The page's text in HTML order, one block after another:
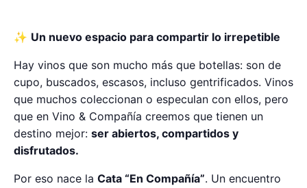
✨ Un nuevo espacio para compartir lo irrepetible
Hay vinos que son mucho más que botellas: son de
cupo, buscados, escasos, incluso gentrificados. Vinos
que muchos coleccionan o especulan con ellos, pero
que en Vino & Compañía creemos que tienen un
destino mejor: ser abiertos, compartidos y
disfrutados.
Por eso nace la Cata “En Compañía”. Un encuentro